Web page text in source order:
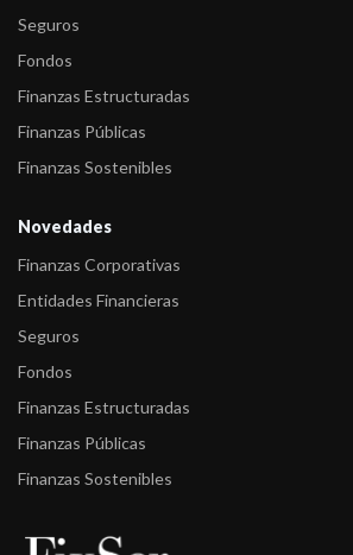
Seguros
Fondos
Finanzas Estructuradas
Finanzas Públicas
Finanzas Sostenibles
Novedades
Finanzas Corporativas
Entidades Financieras
Seguros
Fondos
Finanzas Estructuradas
Finanzas Públicas
Finanzas Sostenibles